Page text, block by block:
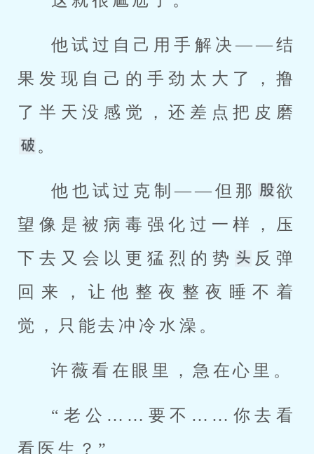
他试过自己用手解决——结
果发现自己的手劲太大了，撸
了半天没感觉，还差点把皮磨
。
他也试过克制——但那
欲
望像是被病毒强化过一样，压
下去又会以更猛烈的势
反弹
回来，让他整夜整夜睡不着
觉，只能去冲冷水澡。
许薇看在眼里，急在心里。
“老公……要不……你去看
看医生？”